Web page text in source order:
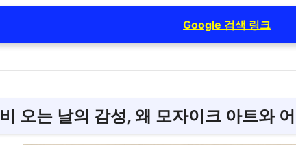
Google 검색 링크
비 오는 날의 감성, 왜 모자이크 아트와